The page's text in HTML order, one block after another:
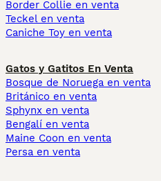
Border Collie en venta
Teckel en venta
Caniche Toy en venta
Gatos y Gatitos En Venta
Bosque de Noruega en venta
Británico en venta
Sphynx en venta
Bengalí en venta
Maine Coon en venta
Persa en venta